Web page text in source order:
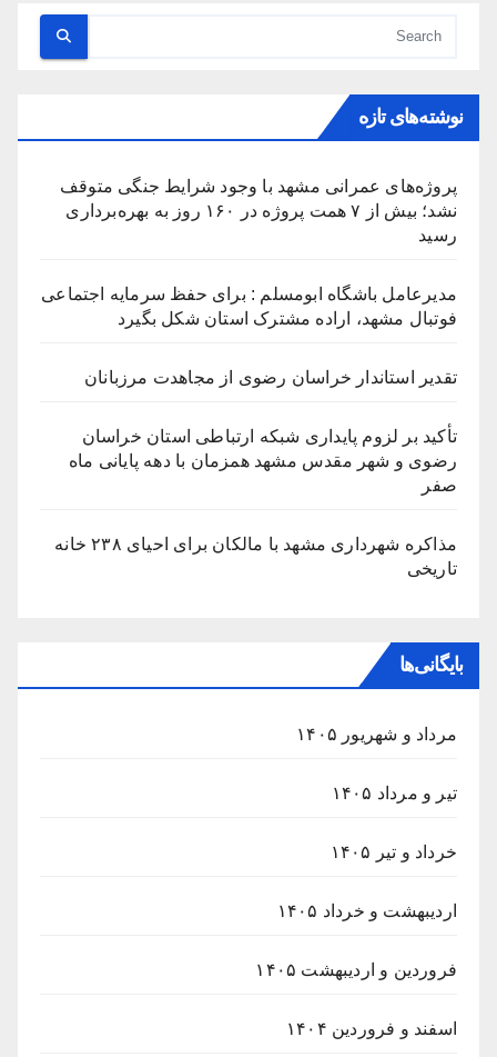
نوشته‌های تازه
پروژه‌های عمرانی مشهد با وجود شرایط جنگی متوقف
نشد؛ بیش از ۷ همت پروژه در ۱۶۰ روز به بهره‌برداری
رسید
مدیرعامل باشگاه ابومسلم : برای حفظ سرمایه اجتماعی
فوتبال مشهد، اراده مشترک استان شکل بگیرد
تقدیر استاندار خراسان رضوی از مجاهدت مرزبانان
تأکید بر لزوم پایداری شبکه ارتباطی استان خراسان
رضوی و شهر مقدس مشهد همزمان با دهه پایانی ماه
صفر
مذاکره شهرداری مشهد با مالکان برای احیای ۲۳۸ خانه
تاریخی
بایگانی‌ها
مرداد و شهریور ۱۴۰۵
تیر و مرداد ۱۴۰۵
خرداد و تیر ۱۴۰۵
اردیبهشت و خرداد ۱۴۰۵
فروردین و اردیبهشت ۱۴۰۵
اسفند و فروردین ۱۴۰۴